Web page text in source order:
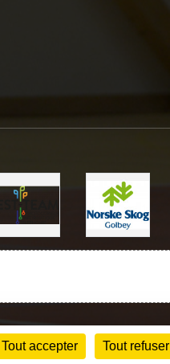
Tout accepter Tout refuser